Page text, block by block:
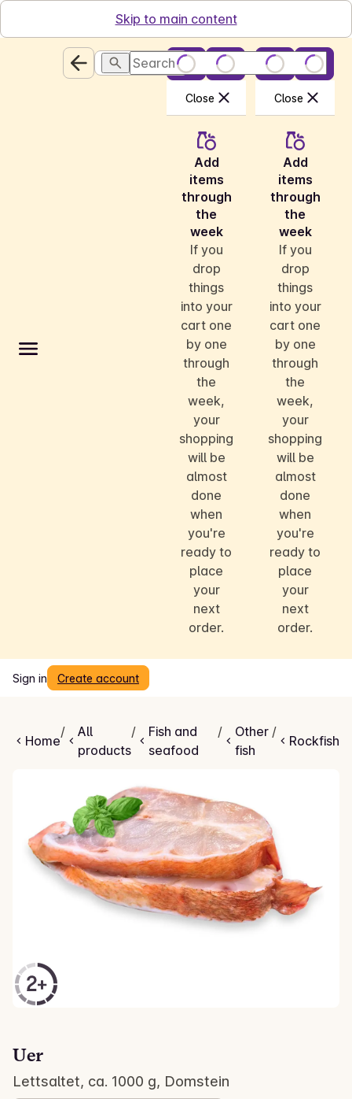
Skip to main content
Search
Close
Add
items
through
the
week
If you
drop
things
into your
cart one
by one
through
the
week,
your
shopping
will be
almost
done
when
you're
ready to
place
your
next
order.
Close
Add
items
through
the
week
If you
drop
things
into your
cart one
by one
through
the
week,
your
shopping
will be
almost
done
when
you're
ready to
place
your
next
order.
Sign in Create account
Home
/
All
products
/
Fish and
seafood
/
Other
fish
/
Rockfish
Uer
Lettsaltet, ca. 1000 g, Domstein